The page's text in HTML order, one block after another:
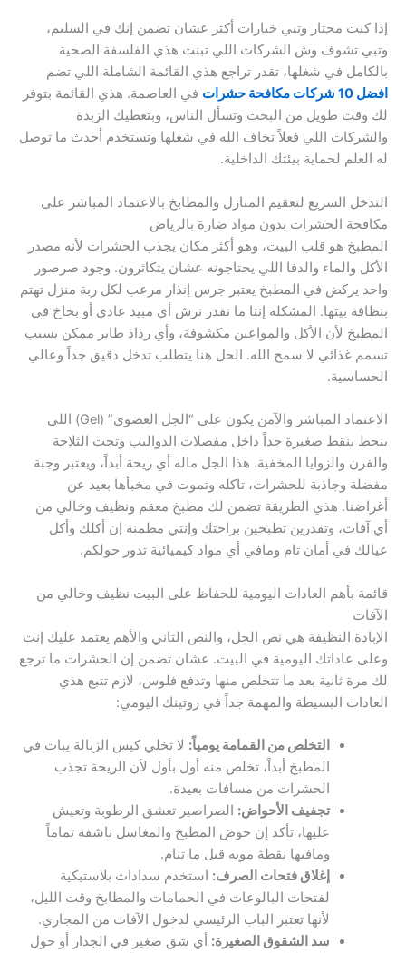
إذا كنت محتار وتبي خيارات أكثر عشان تضمن إنك في السليم،
وتبي تشوف وش الشركات اللي تبنت هذي الفلسفة الصحية
بالكامل في شغلها، تقدر تراجع هذي القائمة الشاملة اللي تضم
افضل 10 شركات مكافحة حشرات
في العاصمة. هذي القائمة بتوفر
لك وقت طويل من البحث وتسأل الناس، وبتعطيك الزبدة
والشركات اللي فعلاً تخاف الله في شغلها وتستخدم أحدث ما توصل
له العلم لحماية بيئتك الداخلية.
التدخل السريع لتعقيم المنازل والمطابخ بالاعتماد المباشر على
مكافحة الحشرات بدون مواد ضارة بالرياض
المطبخ هو قلب البيت، وهو أكثر مكان يجذب الحشرات لأنه مصدر
الأكل والماء والدفا اللي يحتاجونه عشان يتكاثرون. وجود صرصور
واحد يركض في المطبخ يعتبر جرس إنذار مرعب لكل ربة منزل تهتم
بنظافة بيتها. المشكلة إننا ما نقدر نرش أي مبيد عادي أو بخاخ في
المطبخ لأن الأكل والمواعين مكشوفة، وأي رذاذ طاير ممكن يسبب
تسمم غذائي لا سمح الله. الحل هنا يتطلب تدخل دقيق جداً وعالي
الحساسية.
الاعتماد المباشر والآمن يكون على “الجل العضوي” (Gel) اللي
ينحط بنقط صغيرة جداً داخل مفصلات الدواليب وتحت الثلاجة
والفرن والزوايا المخفية. هذا الجل ماله أي ريحة أبداً، ويعتبر وجبة
مفضلة وجاذبة للحشرات، تاكله وتموت في مخبأها بعيد عن
أغراضنا. هذي الطريقة تضمن لك مطبخ معقم ونظيف وخالي من
أي آفات، وتقدرين تطبخين براحتك وإنتي مطمنة إن أكلك وأكل
عيالك في أمان تام ومافي أي مواد كيميائية تدور حولكم.
قائمة بأهم العادات اليومية للحفاظ على البيت نظيف وخالي من
الآفات
الإبادة النظيفة هي نص الحل، والنص الثاني والأهم يعتمد عليك إنت
وعلى عاداتك اليومية في البيت. عشان تضمن إن الحشرات ما ترجع
لك مرة ثانية بعد ما تتخلص منها وتدفع فلوس، لازم تتبع هذي
العادات البسيطة والمهمة جداً في روتينك اليومي:
التخلص من القمامة يومياً: لا تخلي كيس الزبالة يبات في
المطبخ أبداً، تخلص منه أول بأول لأن الريحة تجذب
الحشرات من مسافات بعيدة.
تجفيف الأحواض: الصراصير تعشق الرطوبة وتعيش
عليها، تأكد إن حوض المطبخ والمغاسل ناشفة تماماً
ومافيها نقطة مويه قبل ما تنام.
إغلاق فتحات الصرف: استخدم سدادات بلاستيكية
لفتحات البالوعات في الحمامات والمطابخ وقت الليل،
لأنها تعتبر الباب الرئيسي لدخول الآفات من المجاري.
سد الشقوق الصغيرة: أي شق صغير في الجدار أو حول